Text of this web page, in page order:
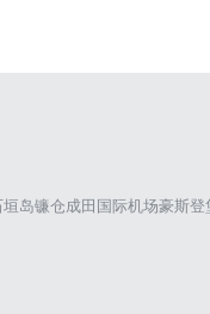
岛镰仓成田国际机场豪斯登